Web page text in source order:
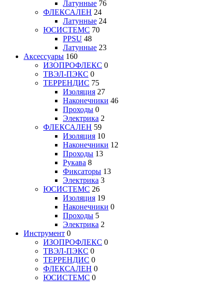
Латунные 76
ФЛЕКСАЛЕН 24
Латунные 24
ЮСИСТЕМС 70
PPSU 48
Латунные 23
Аксессуары 160
ИЗОПРОФЛЕКС 0
ТВЭЛ-ПЭКС 0
ТЕРРЕНДИС 75
Изоляция 27
Наконечники 46
Проходы 0
Электрика 2
ФЛЕКСАЛЕН 59
Изоляция 10
Наконечники 12
Проходы 13
Рукава 8
Фиксаторы 13
Электрика 3
ЮСИСТЕМС 26
Изоляция 19
Наконечники 0
Проходы 5
Электрика 2
Инструмент 0
ИЗОПРОФЛЕКС 0
ТВЭЛ-ПЭКС 0
ТЕРРЕНДИС 0
ФЛЕКСАЛЕН 0
ЮСИСТЕМС 0